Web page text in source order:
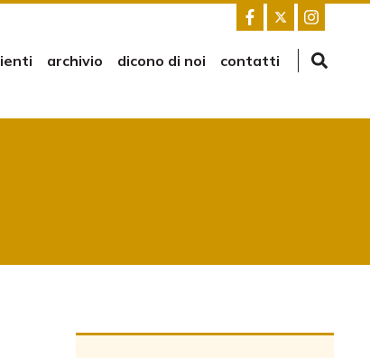
archivio dicono di noi contatti